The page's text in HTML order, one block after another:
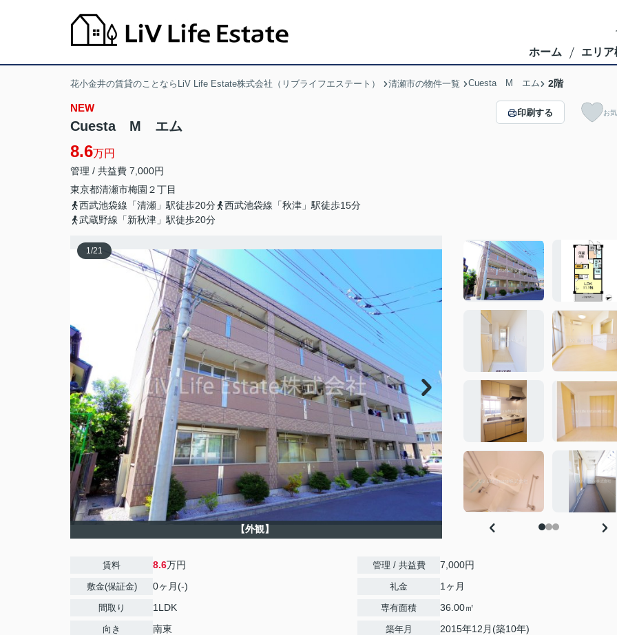
ホーム エリア
花小金井の賃貸のことならLiV Life Estate株式会社（リブライフエステート） 清瀬市の物件一覧 Cuesta M エム 2階
NEW
Cuesta M エム
8.6万円
管理 / 共益費 7,000円
東京都清瀬市梅園 ２丁目
西武池袋線「清瀬」駅徒歩20分
西武池袋線「秋津」駅徒歩15分
武蔵野線「新秋津」駅徒歩20分
印刷する お
1/21
【外観】
賃料 8.6万円
敷金(保証金) 0ヶ月(-)
間取り 1LDK
向き 南東
管理 / 共益費 7,000円
礼金 1ヶ月
専有面積 36.00㎡
築年月 2015年12月(築10年)